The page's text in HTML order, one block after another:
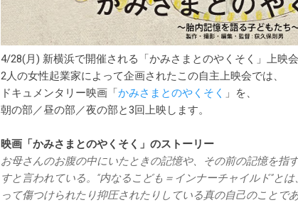
4/28(月) 新横浜で開催される「かみさまとのやくそく」上映会
2人の女性起業家によって企画されたこの自主上映会では、
ドキュメンタリー映画「かみさまとのやくそく 」を、
朝の部／昼の部／夜の部と3回上映します。
映画「かみさまとのやくそく」のストーリー
お母さんのお腹の中にいたときの記憶や、その前の記憶を指
すと言われている。“内なるこども＝インナーチャイルド”と
って傷つけられたり抑圧されたりしている真の自己のことで